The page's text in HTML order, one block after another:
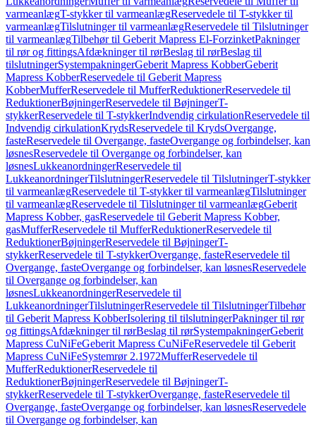
varmeanlægT-stykker til varmeanlægReservedele til T-stykker til
varmeanlægTilslutninger til varmeanlægReservedele til Tilslutninger
til varmeanlægTilbehør til Geberit Mapress El-ForzinketPakninger
til rør og fittingsAfdækninger til rørBeslag til rørBeslag til
tilslutningerSystempakningerGeberit Mapress KobberGeberit
Mapress KobberReservedele til Geberit Mapress
KobberMufferReservedele til MufferReduktionerReservedele til
ReduktionerBøjningerReservedele til BøjningerT-
stykkerReservedele til T-stykkerIndvendig cirkulationReservedele til
Indvendig cirkulationKrydsReservedele til KrydsOvergange,
fasteReservedele til Overgange, fasteOvergange og forbindelser, kan
løsnesReservedele til Overgange og forbindelser, kan
løsnesLukkeanordningerReservedele til
LukkeanordningerTilslutningerReservedele til TilslutningerT-stykker
til varmeanlægReservedele til T-stykker til varmeanlægTilslutninger
til varmeanlægReservedele til Tilslutninger til varmeanlægGeberit
Mapress Kobber, gasReservedele til Geberit Mapress Kobber,
gasMufferReservedele til MufferReduktionerReservedele til
ReduktionerBøjningerReservedele til BøjningerT-
stykkerReservedele til T-stykkerOvergange, fasteReservedele til
Overgange, fasteOvergange og forbindelser, kan løsnesReservedele
til Overgange og forbindelser, kan
løsnesLukkeanordningerReservedele til
LukkeanordningerTilslutningerReservedele til TilslutningerTilbehør
til Geberit Mapress KobberIsolering til tilslutningerPakninger til rør
og fittingsAfdækninger til rørBeslag til rørSystempakningerGeberit
Mapress CuNiFeGeberit Mapress CuNiFeReservedele til Geberit
Mapress CuNiFeSystemrør 2.1972MufferReservedele til
MufferReduktionerReservedele til
ReduktionerBøjningerReservedele til BøjningerT-
stykkerReservedele til T-stykkerOvergange, fasteReservedele til
Overgange, fasteOvergange og forbindelser, kan løsnesReservedele
til Overgange og forbindelser, kan